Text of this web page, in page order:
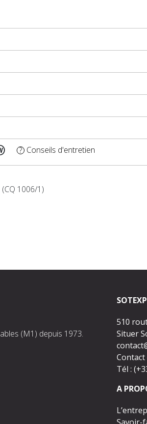
? Conseils d'entretien
(CQ 1006/1)
(M1) depuis 1973.
510
Situer
Tél :
A